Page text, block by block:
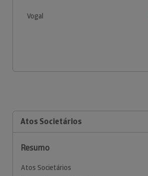
Vogal
Atos Societários
Resumo
Atos Societários